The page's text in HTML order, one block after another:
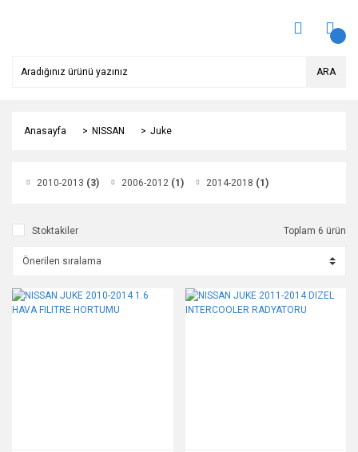
ARA
Anasayfa NISSAN Juke
2010-2013 (3) 2006-2012 (1) 2014-2018 (1)
Stoktakiler Toplam 6 ürün